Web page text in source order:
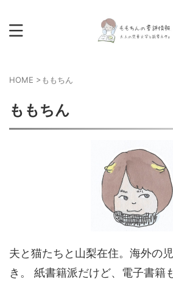
HOME >ももちん
ももちん
夫と猫たちと山梨在住。海外の
き。 紙書籍派だけど、電子書籍